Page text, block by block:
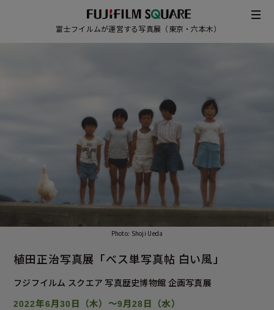
富士フイルムが運営する写真展（東京・六本木）
ENGLISHPhoto: Shoji Ueda
植田正治写真展 「べス単写真帖 白い風」
フジフイルム スクエア 写真歴史博物館 企画写真展
2022年6月30日（木）～9月28日（水）